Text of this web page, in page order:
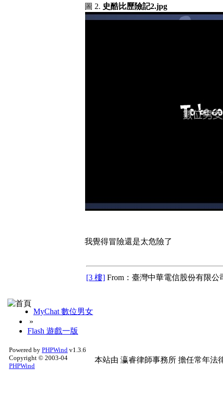
圖 2. 史酷比歷險記2.jpg
我覺得冒險還是太危險了
[3 樓] From：臺灣中華電信股份有限公
MyChat 數位男女
»
Flash 遊戲一版
Powered by PHPWind v1.3.6
Copyright © 2003-04
PHPWind
本站由 瀛睿律師事務所 擔任常年法